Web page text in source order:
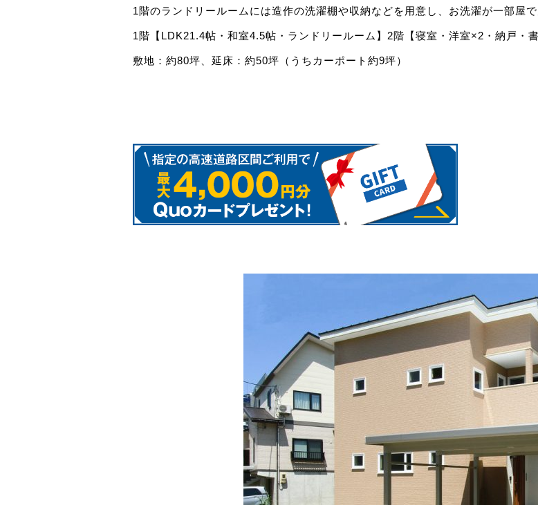
1階のランドリールームには造作の洗濯棚や収納などを用意し、お洗濯が一部屋で
1階【LDK21.4帖・和室4.5帖・ランドリールーム】2階【寝室・洋室×2・納戸・書
敷地：約80坪、延床：約50坪（うちカーポート約9坪）